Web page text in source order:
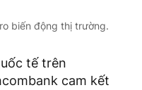
biến động thị trường.
tế trên
cam kết